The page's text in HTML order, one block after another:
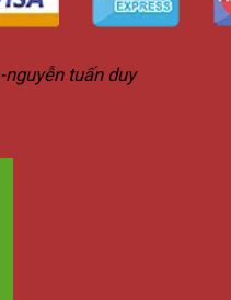
tuấn duy